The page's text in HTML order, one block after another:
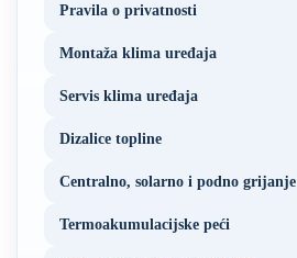
Pravila o privatnosti
Montaža klima uređaja
Servis klima uređaja
Dizalice topline
Centralno, solarno i podno grijanje
Termoakumulacijske peći